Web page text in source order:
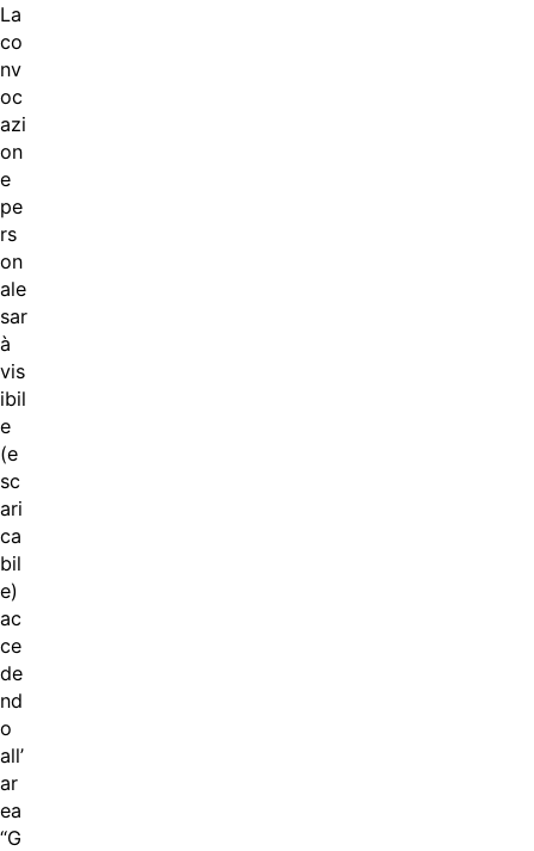
La
co
nv
oc
azi
on
e
pe
rs
on
ale
sar
à
vis
ibil
e
(e
sc
ari
ca
bil
e)
ac
ce
de
nd
o
all’
ar
ea
“G